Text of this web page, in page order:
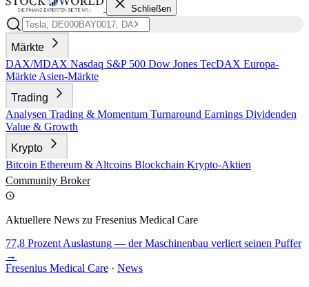
Schließen
Märkte
DAX/MDAX Nasdaq S&P 500 Dow Jones TecDAX Europa-
Märkte Asien-Märkte
Trading
Analysen Trading & Momentum Turnaround Earnings Dividenden
Value & Growth
Krypto
Bitcoin Ethereum & Altcoins Blockchain Krypto-Aktien
Community Broker
Aktuellere News zu Fresenius Medical Care
77,8 Prozent Auslastung — der Maschinenbau verliert seinen Puffer
→
Fresenius Medical Care · News